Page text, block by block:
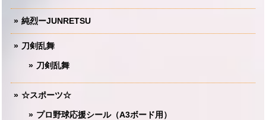
純烈ーJUNRETSU
刀剣乱舞
刀剣乱舞
☆スポーツ☆
プロ野球応援シール（A3ボード用）